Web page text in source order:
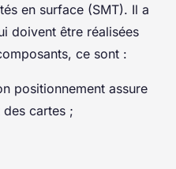
en surface (SMT). Il a
doivent être réalisées
ce sont :
positionnement assure
cartes ;